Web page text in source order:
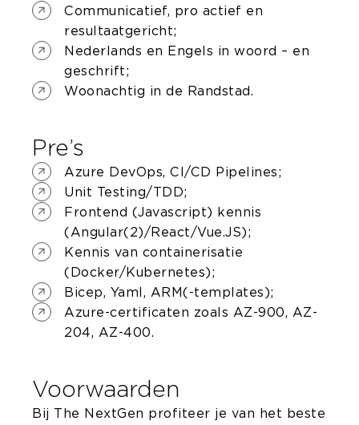
Communicatief, pro actief en
resultaatgericht;
Nederlands en Engels in woord – en
geschrift;
Woonachtig in de Randstad.
Pre’s
Azure DevOps, CI/CD Pipelines;
Unit Testing/TDD;
Frontend (Javascript) kennis
(Angular(2)/React/Vue.JS);
Kennis van containerisatie
(Docker/Kubernetes);
Bicep, Yaml, ARM(-templates);
Azure-certificaten zoals AZ-900, AZ-
204, AZ-400.
Voorwaarden
Bij The NextGen profiteer je van het beste